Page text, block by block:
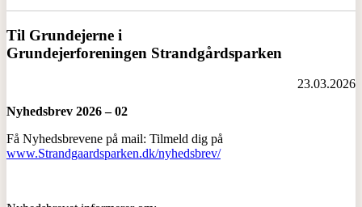
Til Grundejerne i
Grundejerforeningen Strandgårdsparken
23.03.2026
Nyhedsbrev 2026 – 02
Få Nyhedsbrevene på mail: Tilmeld dig på
www.Strandgaardsparken.dk/nyhedsbrev/